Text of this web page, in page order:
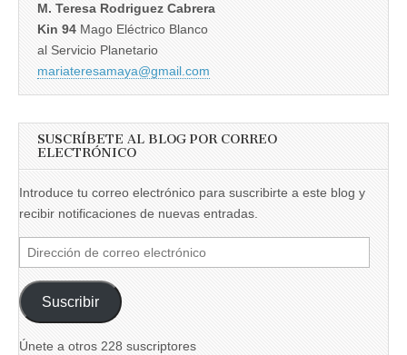
M. Teresa Rodriguez Cabrera
Kin 94 Mago Eléctrico Blanco
al Servicio Planetario
mariateresamaya@gmail.com
SUSCRÍBETE AL BLOG POR CORREO
ELECTRÓNICO
Introduce tu correo electrónico para suscribirte a este blog y
recibir notificaciones de nuevas entradas.
Dirección
de
correo
electrónico
Suscribir
Únete a otros 228 suscriptores